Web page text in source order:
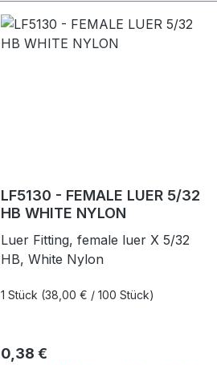
LF5130 - FEMALE LUER 5/32
HB WHITE NYLON
Luer Fitting, female luer X 5/32
HB, White Nylon
1 Stück (38,00 € / 100 Stück)
Regulärer Preis:
0,38 €